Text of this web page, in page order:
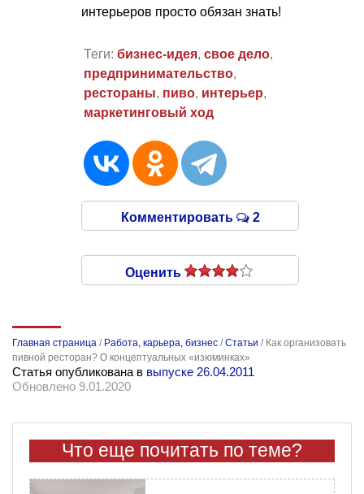
интерьеров просто обязан знать!
Теги: бизнес-идея, свое дело,
предпринимательство,
рестораны, пиво, интерьер,
маркетинговый ход
Комментировать 2
Оценить
Главная страница / Работа, карьера, бизнес /Статьи / Как организовать
пивной ресторан? О концептуальных «изюминках»
Статья опубликована в выпуске 26.04.2011
Обновлено 9.01.2020
Что еще почитать по теме?